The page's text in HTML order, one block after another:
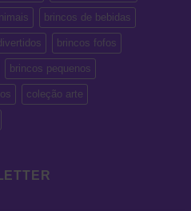
brincos de bebidas
brincos fofos
brincos pequenos
coleção arte